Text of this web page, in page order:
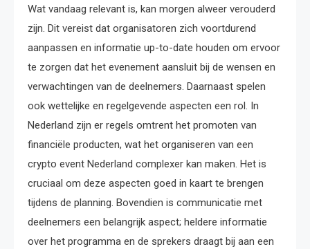
Wat vandaag relevant is, kan morgen alweer verouderd
zijn. Dit vereist dat organisatoren zich voortdurend
aanpassen en informatie up-to-date houden om ervoor
te zorgen dat het evenement aansluit bij de wensen en
verwachtingen van de deelnemers. Daarnaast spelen
ook wettelijke en regelgevende aspecten een rol. In
Nederland zijn er regels omtrent het promoten van
financiële producten, wat het organiseren van een
crypto event Nederland complexer kan maken. Het is
cruciaal om deze aspecten goed in kaart te brengen
tijdens de planning. Bovendien is communicatie met
deelnemers een belangrijk aspect; heldere informatie
over het programma en de sprekers draagt bij aan een